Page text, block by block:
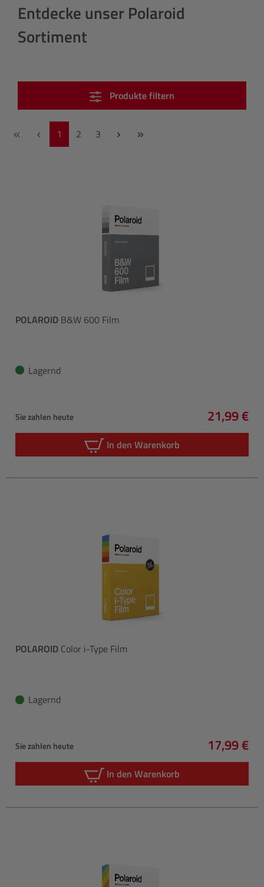
Entdecke unser Polaroid
Sortiment
Produkte filtern
Seite
1 Seite
2 Seite
3
POLAROID B&W 600 Film
Lagernd
Sie zahlen heute 21,99 €
In den Warenkorb
POLAROID Color i-Type Film
Lagernd
Sie zahlen heute 17,99 €
In den Warenkorb